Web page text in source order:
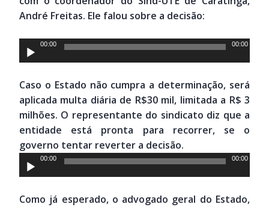
André Freitas. Ele falou sobre a decisão:
Tocador
de
00:00 00:00
Caso o Estado não cumpra a determinação, será
aplicada multa diária de R$30 mil, limitada a R$ 3
milhões. O representante do sindicato diz que a
entidade está pronta para recorrer, se o
governo tentar reverter a decisão.
Tocador
de
00:00 00:00
Como já esperado, o advogado geral do Estado,